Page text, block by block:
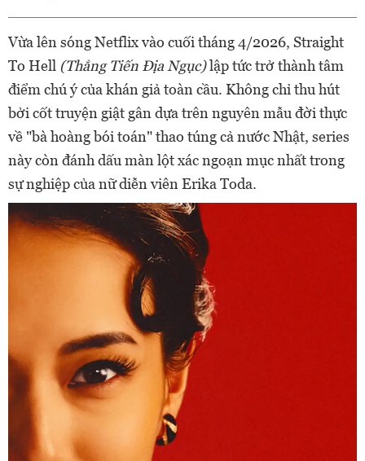
Vừa lên sóng Netflix vào cuối tháng 4/2026, Straight
To Hell (Thẳng Tiến Địa Ngục)lập tức trở thành tâm
điểm chú ý của khán giả toàn cầu. Không chỉ thu hút
bởi cốt truyện giật gân dựa trên nguyên mẫu đời thực
về "bà hoàng bói toán" thao túng cả nước Nhật, series
này còn đánh dấu màn lột xác ngoạn mục nhất trong
sự nghiệp của nữ diễn viên Erika Toda.